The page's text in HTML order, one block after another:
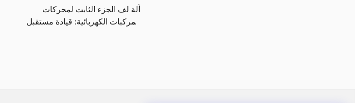
آلة لف الجزء الثابت لمحركات
المركبات الكهربائية: قيادة مستقبل